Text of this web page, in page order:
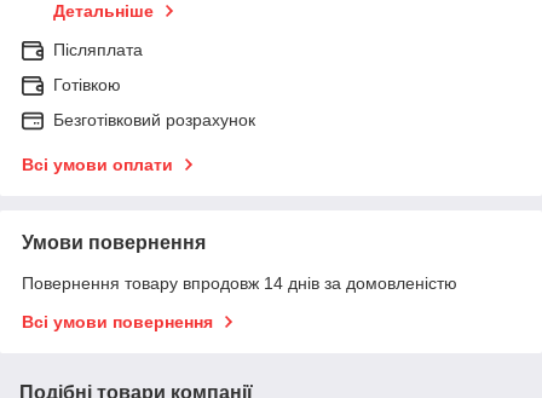
Детальніше
Післяплата
Готівкою
Безготівковий розрахунок
Всі умови оплати
Умови повернення
Повернення товару впродовж 14 днів за домовленістю
Всі умови повернення
Подібні товари компанії